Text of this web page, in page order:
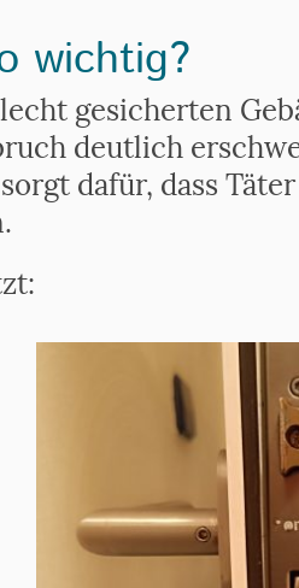
wichtig?
gesicherten
deutlich
dafür, dass